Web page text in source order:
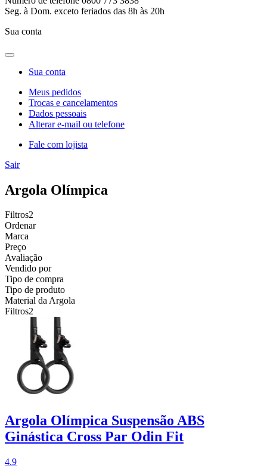
Seg. à Dom. exceto feriados das 8h às 20h
Sua conta
Sua conta
Meus pedidos
Trocas e cancelamentos
Dados pessoais
Alterar e-mail ou telefone
Fale com lojista
Sair
Argola Olímpica
Filtros2
Ordenar
Marca
Preço
Avaliação
Vendido por
Tipo de compra
Tipo de produto
Material da Argola
Filtros2
Argola Olímpica Suspensão ABS
Ginástica Cross Par Odin Fit
4.9